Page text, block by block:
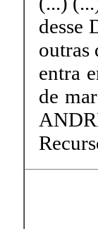
desse
outras
entra
de